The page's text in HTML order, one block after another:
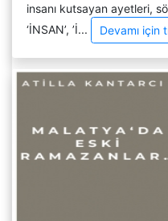
insanı kutsayan ayetleri,
‘İNSAN’, ’İ...
Devamı için